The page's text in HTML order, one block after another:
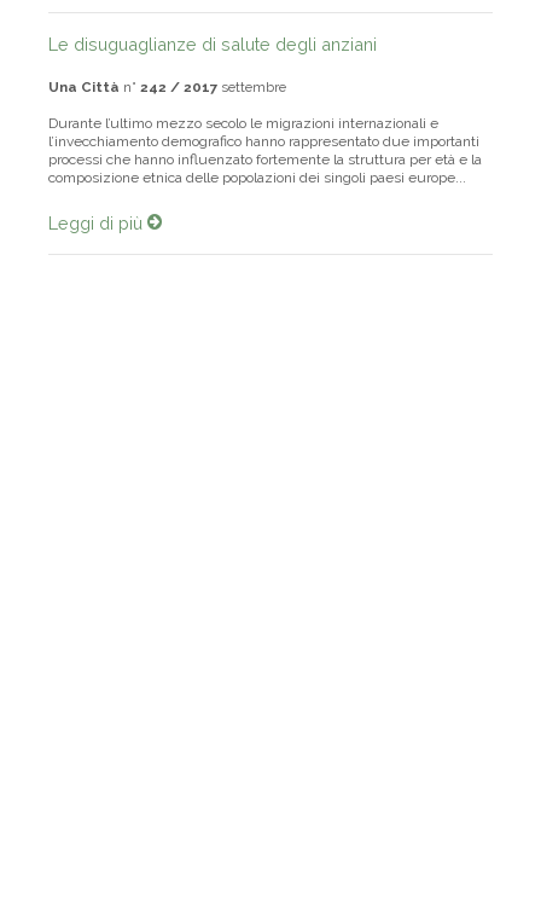
Le disuguaglianze di salute degli anziani
Una Città n° 242 / 2017 settembre
Durante l’ultimo mezzo secolo le migrazioni internazionali e
l’invecchiamento demografico hanno rappresentato due importanti
processi che hanno influenzato fortemente la struttura per età e la
composizione etnica delle popolazioni dei singoli paesi europe...
Leggi di più